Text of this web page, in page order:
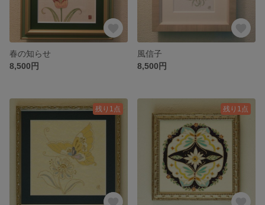
春の知らせ
8,500円
風信子
8,500円
残り1点 残り1点